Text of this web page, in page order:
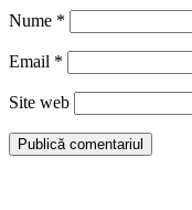
Nume *
Email *
Site web